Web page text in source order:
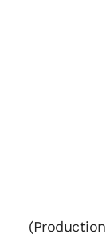
(Production